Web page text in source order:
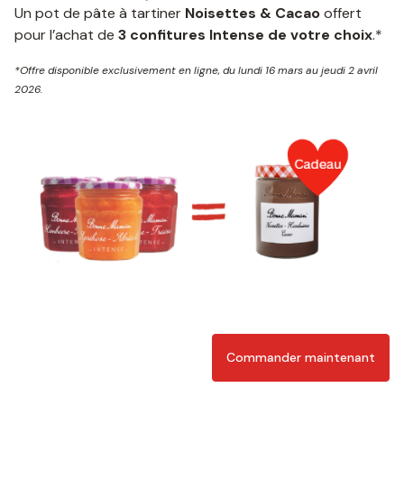
Un pot de pâte à tartiner Noisettes & Cacaooffert
pour l’achat de 3 confitures Intense de votre choix.*
*Offre disponible exclusivement en ligne, du lundi 16 mars au jeudi 2 avril
2026.
Commander maintenant